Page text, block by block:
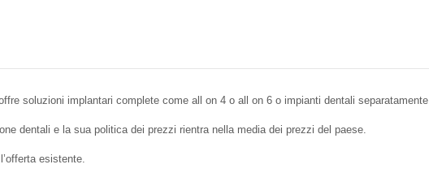
soluzioni implantari complete come all on 4 o all on 6 o impianti dentali separatamente.
dentali e la sua politica dei prezzi rientra nella media dei prezzi del paese.
esistente.